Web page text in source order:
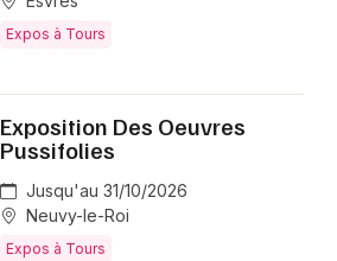
Expos à Tours
Exposition Des Oeuvres
Pussifolies
Jusqu'au 31/10/2026
Neuvy-le-Roi
Expos à Tours